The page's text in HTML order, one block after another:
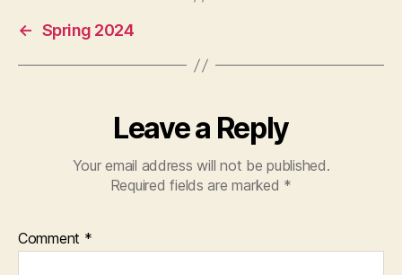
← Spring 2024
Leave a Reply
Your email address will not be published.
Required fields are marked *
Comment *